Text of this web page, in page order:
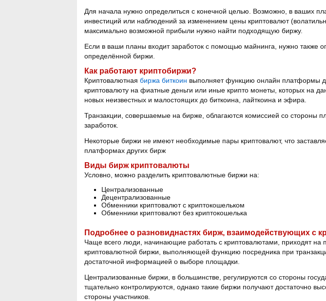
Для начала нужно определиться с конечной целью. Возможно, в ваших
инвестиций или наблюдений за изменением цены криптовалют
максимально возможной прибыли нужно найти подходящую биржу.
Если в ваши планы входит заработок с помощью майнинга, нужно также
определённой биржи.
Как работают криптобиржи?
Криптовалютная биржа биткоин выполняет функцию онлайн платформы
криптовалюту на фиатные деньги или иные крипто монеты, которых на
новых неизвестных и малостоящих до биткоина, лайткоина и эфира.
Транзакции, совершаемые на бирже, облагаются комиссией со стороны
заработок.
Некоторые биржи не имеют необходимые пары криптовалют, что
платформах других бирж
Виды бирж криптовалюты
Условно, можно разделить криптовалютные биржи на:
Централизованные
Децентрализованные
Обменники криптовалют с криптокошельком
Обменники криптовалют без криптокошелька
Подробнее о разновиднастях бирж, взаимодействующих с
Чаще всего люди, начинающие работать с криптовалютами, приходят на
криптовалютной биржи, выполняющей функцию посредника при
достаточной информацией о выборе площадки.
Централизованные биржи, в большинстве, регулируются со стороны
тщательно контролируются, однако такие биржи получают достаточно
стороны участников.